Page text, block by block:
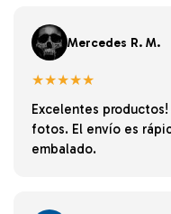
Mercedes R. M.
★★★★★
Excelentes
fotos. El envío es
embalado.